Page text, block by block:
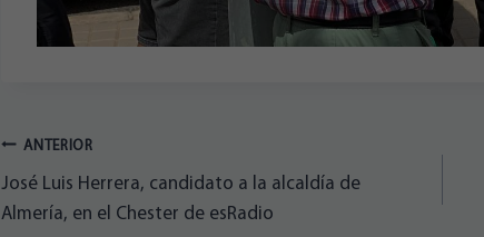
Navegación
de
ANTERIOR
José Luis Herrera, candidato a la alcaldía de
Almería, en el Chester de esRadio